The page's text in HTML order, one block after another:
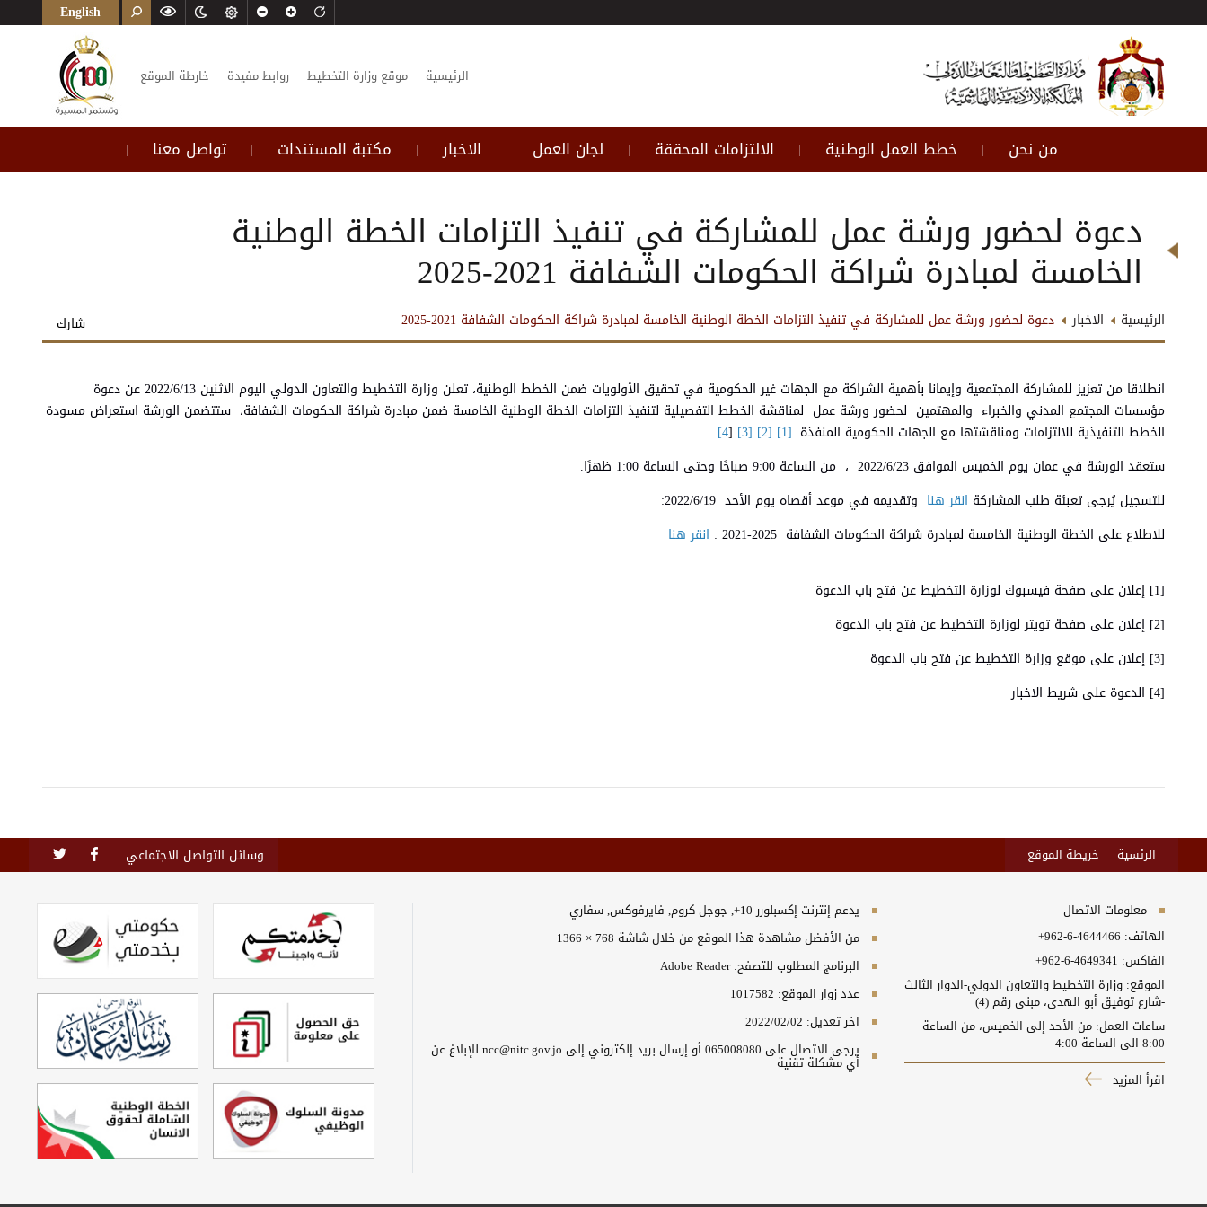
English
الرئيسية موقع وزارة التخطيط روابط مفيدة خارطة الموقع
من نحن | خطط العمل الوطنية | الالتزامات المحققة | لجان العمل | الاخبار | مكتبة المستندات | تواصل معنا |
دعوة لحضور ورشة عمل للمشاركة في تنفيذ التزامات الخطة الوطنية
الخامسة لمبادرة شراكة الحكومات الشفافة 2021-2025
الرئيسية الاخبار دعوة لحضور ورشة عمل للمشاركة في تنفيذ التزامات الخطة الوطنية الخامسة لمبادرة شراكة الحكومات الشفافة 2021-2025 شارك
انطلاقا من تعزيز للمشاركة المجتمعية وإيمانا بأهمية الشراكة مع الجهات غير الحكومية في تحقيق الأولويات ضمن الخطط الوطنية، تعلن وزارة التخطيط والتعاون الدولي اليوم الاثنين 2022/6/13 عن دعوة
مؤسسات المجتمع المدني والخبراء والمهتمين لحضور ورشة عمل لمناقشة الخطط التفصيلية لتنفيذ التزامات الخطة الوطنية الخامسة ضمن مبادرة شراكة الحكومات الشفافة، ستتضمن الورشة استعراض مسودة
الخطط التنفيذية للالتزامات ومناقشتها مع الجهات الحكومية المنفذة. [1]
[2]
[3]
[
4]
ستعقد الورشة في عمان يوم الخميس الموافق 2022/6/23 ، من الساعة 9:00 صباحًا وحتى الساعة 1:00 ظهرًا.
للتسجيل يُرجى تعبئة طلب المشاركة انقر هنا وتقديمه في موعد أقصاه يوم الأحد 2022/6/19:
للاطلاع على الخطة الوطنية الخامسة لمبادرة شراكة الحكومات الشفافة 2025-2021 :
انقر هنا
[1] إعلان على صفحة فيسبوك لوزارة التخطيط عن فتح باب الدعوة
[2] إعلان على صفحة تويتر لوزارة التخطيط عن فتح باب الدعوة
[3] إعلان على موقع وزارة التخطيط عن فتح باب الدعوة
[4] الدعوة على شريط الاخبار
الرئسية خريطة الموقع وسائل التواصل الاجتماعي
معلومات الاتصال
الهاتف: +962-6-4644466
الفاكس: +962-6-4649341
الموقع: وزارة التخطيط والتعاون الدولي-الدوار الثالث
-شارع توفيق أبو الهدى، مبنى رقم (4)
ساعات العمل: من الأحد إلى الخميس، من الساعة
8:00 الى الساعة 4:00
اقرأ المزيد
يدعم إنترنت إكسبلورر 10+, جوجل كروم, فايرفوكس, سفاري
من الأفضل مشاهدة هذا الموقع من خلال شاشة 768 × 1366
البرنامج المطلوب للتصفح: Adobe Reader
عدد زوار الموقع: 1017582
اخر تعديل: 2022/02/02
يرجى الاتصال على 065008080 أو إرسال بريد إلكتروني إلى ncc@nitc.gov.jo للإبلاغ عن
أي مشكلة تقنية